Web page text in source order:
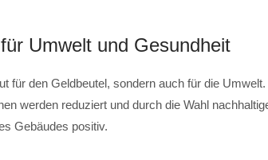
Umwelt und Gesundheit
für den Geldbeutel, sondern auch für die
werden reduziert und durch die Wahl
Gebäudes positiv.